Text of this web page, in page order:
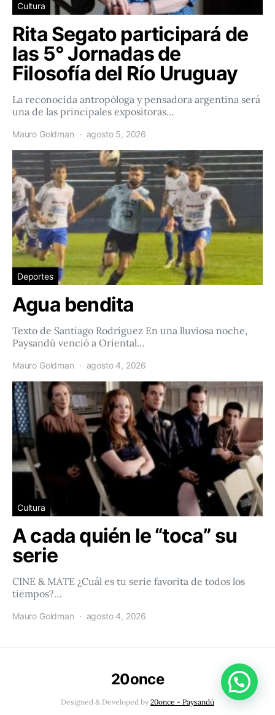
Cultura
Rita Segato participará de
las 5° Jornadas de
Filosofía del Río Uruguay
La reconocida antropóloga y pensadora argentina será
una de las principales expositoras…
Mauro Goldman agosto 5, 2026
Deportes
Agua bendita
Texto de Santiago Rodríguez En una lluviosa noche,
Paysandú venció a Oriental…
Mauro Goldman agosto 4, 2026
Cultura
A cada quién le “toca” su
serie
CINE & MATE ¿Cuál es tu serie favorita de todos los
tiempos?…
Mauro Goldman agosto 4, 2026
20once
Designed & Developed by 20once - Paysandú